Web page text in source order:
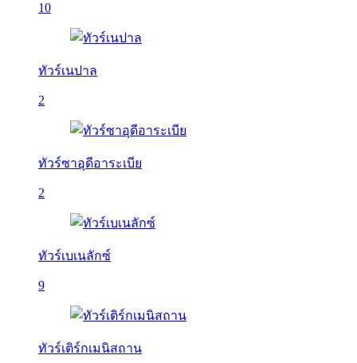
10
ทัวร์เนปาล
2
ทัวร์ซาอุดีอาระเบีย
2
ทัวร์เบเนลักซ์
9
ทัวร์เติร์กเมนิสถาน